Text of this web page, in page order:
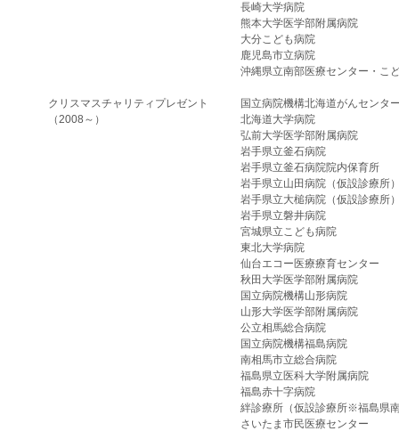
クリスマスチャリティプレゼント
（2008～）
長崎大学病院
熊本大学医学部附属病院
大分こども病院
鹿児島市立病院
沖縄県立南部医療センター・こ
国立病院機構北海道がんセンタ
北海道大学病院
弘前大学医学部附属病院
岩手県立釜石病院
岩手県立釜石病院院内保育所
岩手県立山田病院（仮設診療所
岩手県立大槌病院（仮設診療所
岩手県立磐井病院
宮城県立こども病院
東北大学病院
仙台エコー医療療育センター
秋田大学医学部附属病院
国立病院機構山形病院
山形大学医学部附属病院
公立相馬総合病院
国立病院機構福島病院
南相馬市立総合病院
福島県立医科大学附属病院
福島赤十字病院
絆診療所（仮設診療所※福島県
さいたま市民医療センター